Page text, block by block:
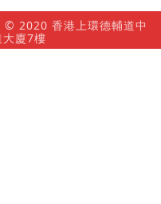
2020 香港上環德輔道中
廈7樓